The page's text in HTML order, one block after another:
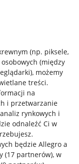
(np. piksele,
(między
, możemy
treści.
na
i przetwarzanie
rynkowych i
odnaleźć Ci w
będzie Allegro a
(17 partnerów), w